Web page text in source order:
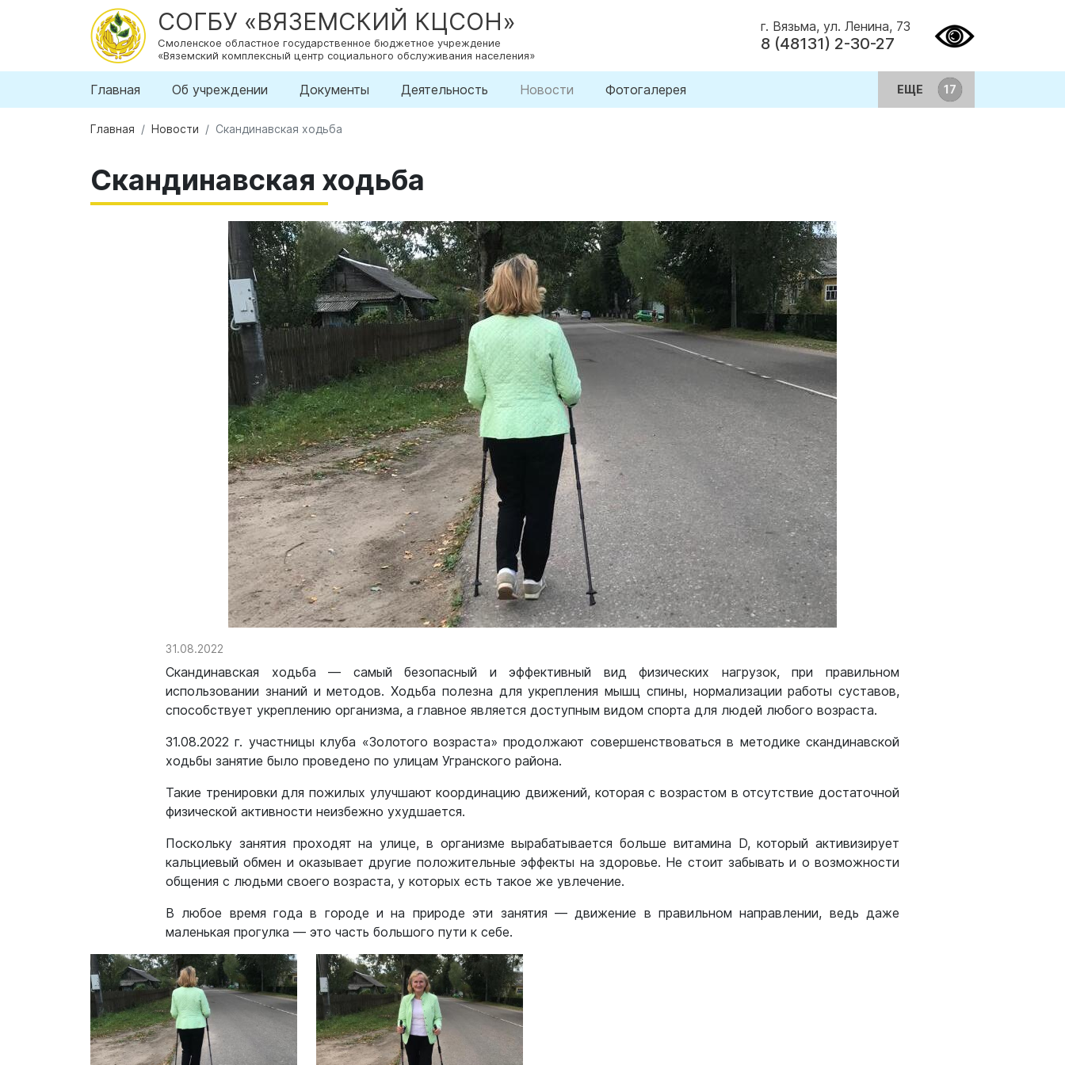
СОГБУ «ВЯЗЕМСКИЙ КЦСОН»
Смоленское областное государственное бюджетное учреждение
«Вяземский комплексный центр социального обслуживания населения»
г. Вязьма, ул. Ленина, 73
8 (48131) 2-30-27
Главная Об учреждении Документы Деятельность Новости Фотогалерея ЕЩЕ
Главная Новости Скандинавская ходьба
Скандинавская ходьба
31.08.2022
Скандинавская ходьба — самый безопасный и эффективный вид физических нагрузок, при правильном
использовании знаний и методов. Ходьба полезна для укрепления мышц спины, нормализации работы суставов,
способствует укреплению организма, а главное является доступным видом спорта для людей любого возраста.
31.08.2022 г. участницы клуба «Золотого возраста» продолжают совершенствоваться в методике скандинавской
ходьбы занятие было проведено по улицам Угранского района.
Такие тренировки для пожилых улучшают координацию движений, которая с возрастом в отсутствие достаточной
физической активности неизбежно ухудшается.
Поскольку занятия проходят на улице, в организме вырабатывается больше витамина D, который активизирует
кальциевый обмен и оказывает другие положительные эффекты на здоровье. Не стоит забывать и о возможности
общения с людьми своего возраста, у которых есть такое же увлечение.
В любое время года в городе и на природе эти занятия — движение в правильном направлении, ведь даже
маленькая прогулка — это часть большого пути к себе.